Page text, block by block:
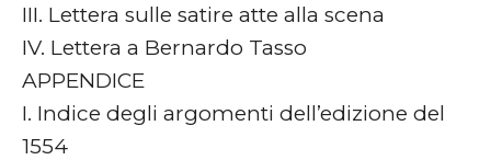
III. Lettera sulle satire atte alla scena
IV. Lettera a Bernardo Tasso
APPENDICE
I. Indice degli argomenti dell’edizione del
1554